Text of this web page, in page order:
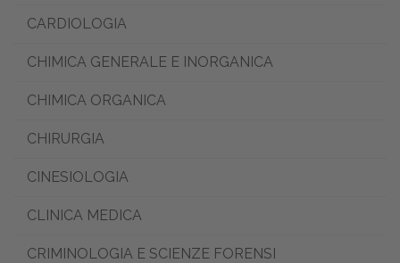
CARDIOLOGIA
CHIMICA GENERALE E INORGANICA
CHIMICA ORGANICA
CHIRURGIA
CINESIOLOGIA
CLINICA MEDICA
CRIMINOLOGIA E SCIENZE FORENSI